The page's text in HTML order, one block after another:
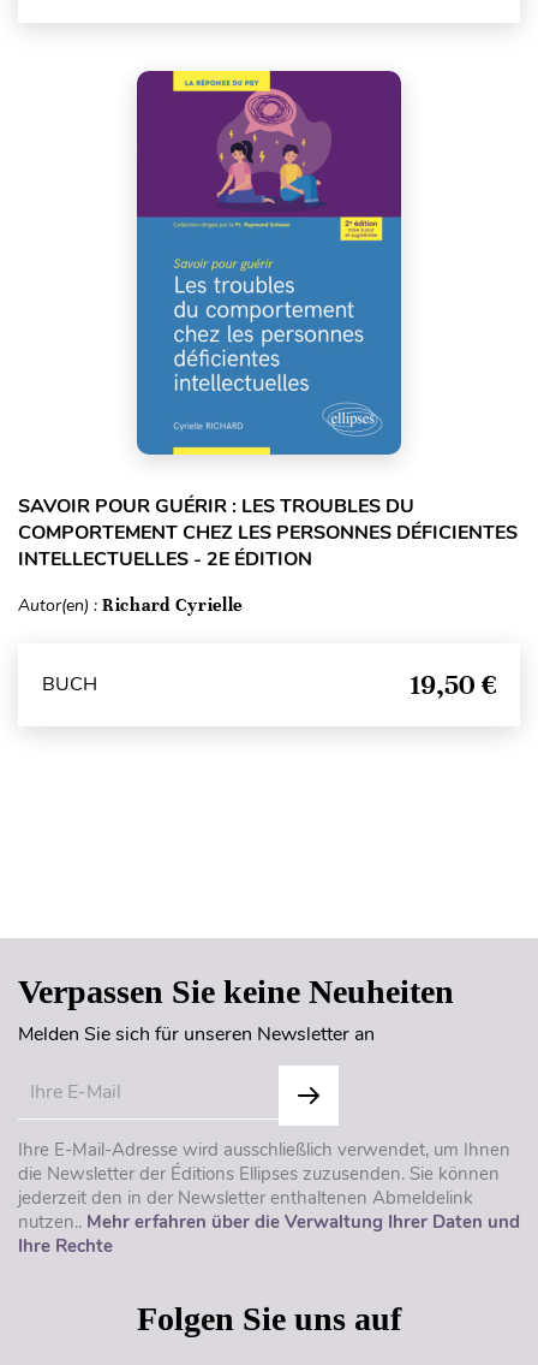
SAVOIR POUR GUÉRIR : LES TROUBLES DU
COMPORTEMENT CHEZ LES PERSONNES DÉFICIENTES
INTELLECTUELLES - 2E ÉDITION
Autor(en) : Richard Cyrielle
BUCH 19,50 €
Verpassen Sie keine Neuheiten
Melden Sie sich für unseren Newsletter an
Ihre E-Mail-Adresse wird ausschließlich verwendet, um Ihnen
die Newsletter der Éditions Ellipses zuzusenden. Sie können
jederzeit den in der Newsletter enthaltenen Abmeldelink
nutzen.. Mehr erfahren über die Verwaltung Ihrer Daten und
Ihre Rechte
Folgen Sie uns auf